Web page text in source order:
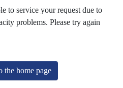
to service your request due to
problems. Please try again
the home page